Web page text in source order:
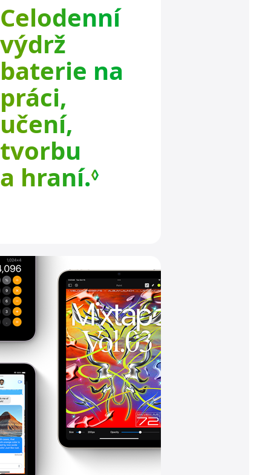
Celodenní
výdrž
baterie na
práci,
učení,
tvorbu
a hraní.◊